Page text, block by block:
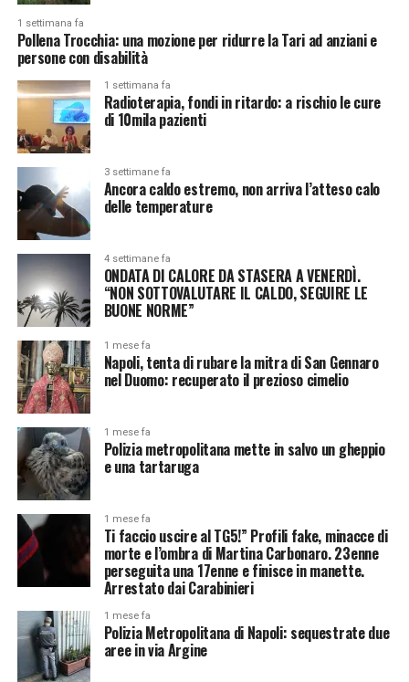
1 settimana fa
Pollena Trocchia: una mozione per ridurre la Tari ad anziani e
persone con disabilità
1 settimana fa
Radioterapia, fondi in ritardo: a rischio le cure
di 10mila pazienti
3 settimane fa
Ancora caldo estremo, non arriva l’atteso calo
delle temperature
4 settimane fa
ONDATA DI CALORE DA STASERA A VENERDÌ.
“NON SOTTOVALUTARE IL CALDO, SEGUIRE LE
BUONE NORME”
1 mese fa
Napoli, tenta di rubare la mitra di San Gennaro
nel Duomo: recuperato il prezioso cimelio
1 mese fa
Polizia metropolitana mette in salvo un gheppio
e una tartaruga
1 mese fa
Ti faccio uscire al TG5!” Profili fake, minacce di
morte e l’ombra di Martina Carbonaro. 23enne
perseguita una 17enne e finisce in manette.
Arrestato dai Carabinieri
1 mese fa
Polizia Metropolitana di Napoli: sequestrate due
aree in via Argine